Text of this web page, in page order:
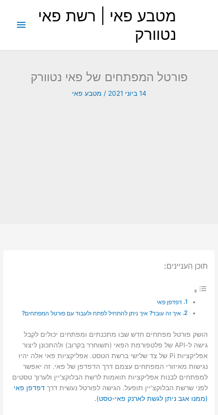
מטבע פאי | רשת פאי
נטוורק
פורטל המפתחים של פאי נטוורק
14 ביוני 2021 / מטבע פאי
תוכן העניינים:
דפדפן פאי
איך זה עובד? איך ניתן להתחיל לפתח ולעבוד עם פורטל המפתחים?
הושק פורטל מפתחים חדש שבו מתכנתים ומפתחים יכולים לקבל
גישה ל-API של פלטפורמת הפאי (תשוחרר בקרוב) ולהתכונן ליצור
אפליקציות Pi של צד שלישי ברשת הטסט. אפליקציות פאי אלה יהיו
נגישות מאיזורי המפתחים עצמם דרך הדפדפן של פאי. זה יאפשר
למפתחים לבנות אפליקציות תואמות לרשת הבלוקצ'יין ולערוך טסטים
לפני שרשת הבלוקצ'יין תופעל. הגישה לפורטל נעשית דרךדפדפן פאי
(ממנו אגב ניתן לגשת לארנק פאי-טסט).